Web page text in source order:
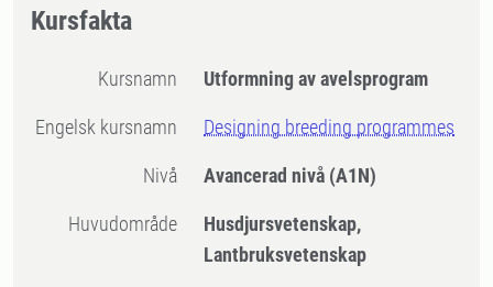
Kursfakta
Kursnamn Utformning av avelsprogram
Engelsk kursnamn Designing breeding programmes
Nivå Avancerad nivå (A1N)
Huvudområde
Husdjursvetenskap,
Lantbruksvetenskap